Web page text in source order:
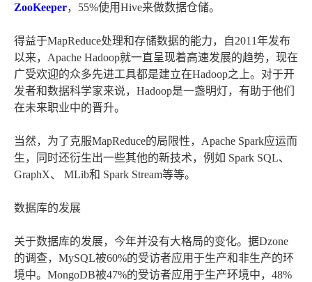
ZooKeeper，55%使用Hive来做数据仓储。
得益于MapReduce处理和存储数据的能力，自2011年发布
以来，Apache Hadoop就一直呈现着高速发展的趋势，现在
广受欢迎的众多先进工具都是建立在Hadoop之上。对于开
发者和数据科学家来说，Hadoop是一盏明灯，有助于他们
在未来职业中的晋升。
当然，为了克服MapReduce的局限性，Apache Spark应运而
生，同时还衍生出一些其他的新技术，例如 Spark SQL、
GraphX、 MLib和 Spark Stream等等。
数据库的发展
关于数据库的发展，今年并没有大格局的变化。据Dzone
的调查，MySQL被60%的受访者应用于生产和非生产的环
境中。MongoDB被47%的受访者应用于生产环境中，48%